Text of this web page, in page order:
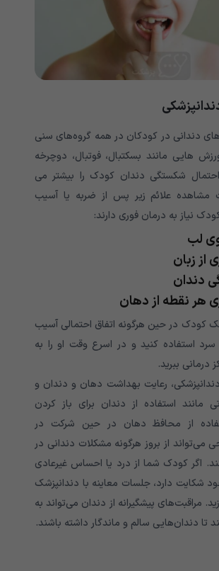
دندانی در کودکان در همه گروه‌‌‌‌‌‌‌‌‌‌‌‌‌‌‌‌‌‌‌‌‌‌‌‌‌‌‌‌‌‌‌‌‌‌‌‌‌‌‌‌‌‌‌‌‌‌های سنی
هایی مانند بسکتبال، فوتبال، دوچرخه
شکستگی دندان کودک را بیشتر می
مشاهده علائم زیر پس از ضربه یا آسیب
نیاز به درمان فوری دارند:
لب
از زبان
دندان
هر نقطه از دهان
کودک در حین هرگونه اتفاق احتمالی آسیب
استفاده کنید و در اسرع وقت او را به
درمانی ببرید.
رعایت بهداشت دهان و دندان و
مانند استفاده از دندان برای باز کردن
از محافظ دهان در حین شرکت در
می‌‌‌‌‌‌‌‌‌‌‌‌‌‌‌‌‌‌‌‌‌‌‌‌‌‌‌‌‌‌‌‌‌‌‌‌‌‌‌‌‌‌‌‌‌‌‌‌‌‌‌‌تواند از بروز هرگونه مشکلات دندانی در
اگر کودک شما از درد یا احساس غیرعادی
شکایت دارد، جلسات معاینه با دندانپزشک
مراقبت‌‌‌‌‌‌‌‌‌‌‌‌‌‌‌‌‌‌‌‌‌‌‌‌‌‌‌‌‌‌‌‌‌‌‌‌‌‌‌‌‌‌‌‌‌‌های پیشگیرانه از دندان می‌‌‌‌‌‌‌‌‌‌‌‌‌‌‌‌‌‌‌‌‌‌‌‌‌‌‌‌‌‌‌‌‌‌‌‌‌‌‌‌‌‌‌‌‌‌‌‌‌‌‌‌تواند به
دندان‌‌‌‌‌‌‌‌‌‌‌‌‌‌‌‌‌‌‌‌‌‌‌‌‌‌‌‌‌‌‌‌‌‌‌‌‌‌‌‌‌‌‌‌‌‌هایی سالم و ماندگار داشته باشند.